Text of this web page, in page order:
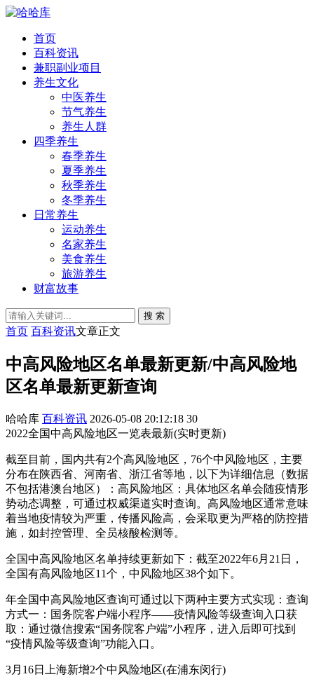
首页
百科资讯
兼职副业项目
养生文化
中医养生
节气养生
养生人群
四季养生
春季养生
夏季养生
秋季养生
冬季养生
日常养生
运动养生
名家养生
美食养生
旅游养生
财富故事
搜 索
首页 百科资讯文章正文
中高风险地区名单最新更新/中高风险地
区名单最新更新查询
哈哈库 百科资讯 2026-05-08 20:12:18 30
2022全国中高风险地区一览表最新(实时更新)
截至目前，国内共有2个高风险地区，76个中风险地区，主要
分布在陕西省、河南省、浙江省等地，以下为详细信息（数据
不包括港澳台地区）：高风险地区：具体地区名单会随疫情形
势动态调整，可通过权威渠道实时查询。高风险地区通常意味
着当地疫情较为严重，传播风险高，会采取更为严格的防控措
施，如封控管理、全员核酸检测等。
全国中高风险地区名单持续更新如下：截至2022年6月21日，
全国有高风险地区11个，中风险地区38个如下。
年全国中高风险地区查询可通过以下两种主要方式实现：查询
方式一：国务院客户端小程序——疫情风险等级查询入口获
取：通过微信搜索“国务院客户端”小程序，进入后即可找到
“疫情风险等级查询”功能入口。
3月16日上海新增2个中风险地区(在浦东闵行)